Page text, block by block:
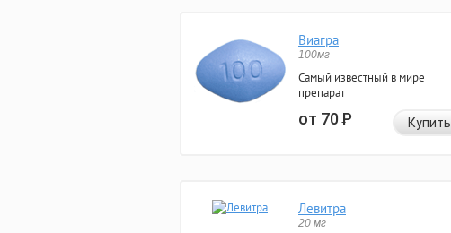
Виагра
100мг
Самый известный в мире
препарат
от 70Р Купить
Левитра
20 мг